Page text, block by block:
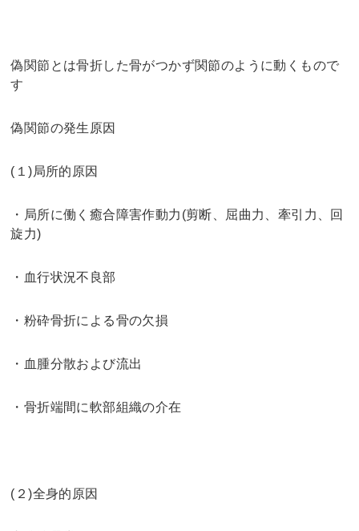
偽関節とは骨折した骨がつかず関節のように動くもので
す
偽関節の発生原因
(１)局所的原因
・局所に働く癒合障害作動力(剪断、屈曲力、牽引力、回
旋力)
・血行状況不良部
・粉砕骨折による骨の欠損
・血腫分散および流出
・骨折端間に軟部組織の介在
(２)全身的原因